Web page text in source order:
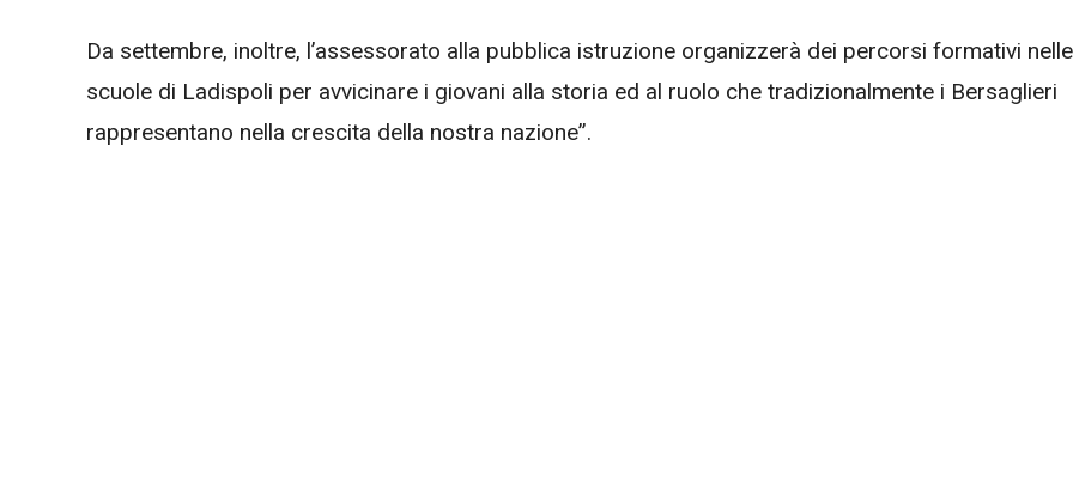
Da settembre, inoltre, l’assessorato alla pubblica istruzione organizzerà dei percorsi formativi nelle
scuole di Ladispoli per avvicinare i giovani alla storia ed al ruolo che tradizionalmente i Bersaglieri
rappresentano nella crescita della nostra nazione”.